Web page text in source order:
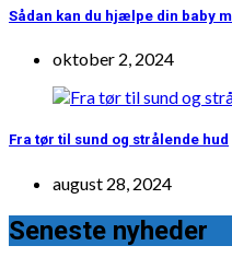
Sådan kan du hjælpe din baby
oktober 2, 2024
Fra tør til sund og strålende hud
august 28, 2024
Seneste nyheder